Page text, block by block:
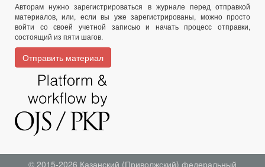
Авторам нужно зарегистрироваться в журнале перед отправкой
материалов, или, если вы уже зарегистрированы, можно просто
войти со своей учетной записью и начать процесс отправки,
состоящий из пяти шагов.
Отправить материал
© 2015-2026 Казанский (Приволжский) федеральный